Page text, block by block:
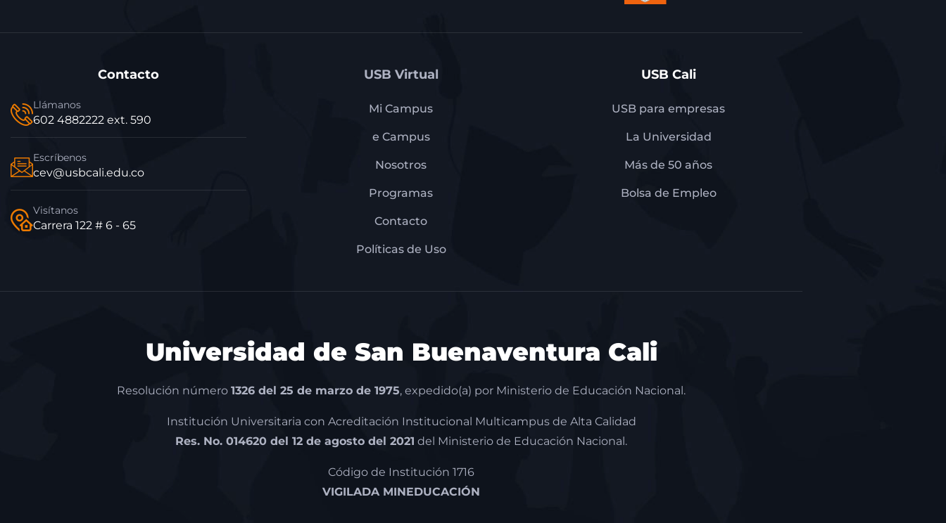
Contacto
Llámanos
602 4882222 ext. 590
Escríbenos
cev@usbcali.edu.co
Visítanos
Carrera 122 # 6 - 65
USB Virtual
Mi Campus
e Campus
Nosotros
Programas
Contacto
Políticas de Uso
USB Cali
USB para empresas
La Universidad
Más de 50 años
Bolsa de Empleo
Universidad de San Buenaventura Cali
Resolución número 1326 del 25 de marzo de 1975, expedido(a) por Ministerio de Educación Nacional.
Institución Universitaria con Acreditación Institucional Multicampus de Alta Calidad
Res. No. 014620 del 12 de agosto del 2021 del Ministerio de Educación Nacional.
Código de Institución 1716
VIGILADA MINEDUCACIÓN